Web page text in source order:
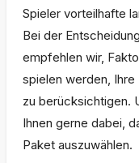
Spieler vorteilhafte
Bei der
empfehlen wir,
spielen werden,
zu berücksichtigen.
Ihnen gerne dabei,
Paket auszuwählen.